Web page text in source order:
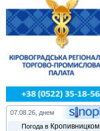
07.08.26, днем
Погода в Кропивницком